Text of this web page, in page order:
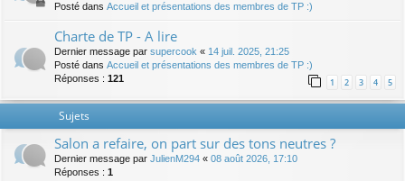
Posté dans Accueil et présentations des membres de TP :)
Charte de TP - A lire
Dernier message par supercook « 14 juil. 2025, 21:25
Posté dans Accueil et présentations des membres de TP :)
Réponses : 121 1 2 3 4 5
Sujets
Salon a refaire, on part sur des tons neutres ?
Dernier message par JulienM294 « 08 août 2026, 17:10
Réponses : 1